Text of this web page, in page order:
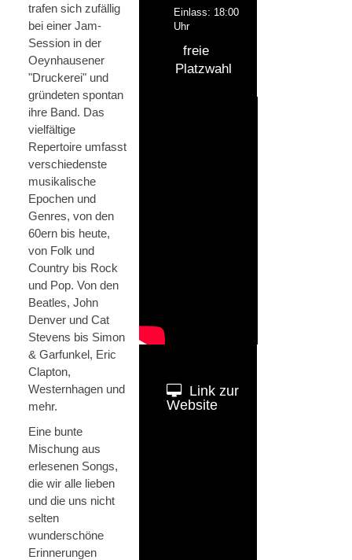
trafen sich zufällig
bei einer Jam-
Session in der
Oeynhausener
"Druckerei" und
gründeten spontan
ihre Band. Das
vielfältige
Repertoire umfasst
verschiedenste
musikalische
Epochen und
Genres, von den
60ern bis heute,
von Folk und
Country bis Rock
und Pop. Von den
Beatles, John
Denver und Cat
Stevens bis Simon
& Garfunkel, Eric
Clapton,
Westernhagen und
mehr.
Eine bunte
Mischung aus
erlesenen Songs,
die wir alle lieben
und die uns nicht
selten
wunderschöne
Erinnerungen
Einlass: 18:00
Uhr
freie
Platzwahl
Link zur
Website